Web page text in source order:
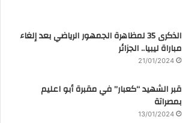
الذكرى 35 لمظاهرة الجمهور الرياضي بعد إلغاء
مباراة ليبيا.. الجزائر
21/01/2024
قبر الشهيد “كعبار” في مقبرة أبو اعليم
بمصراتة
13/01/2024